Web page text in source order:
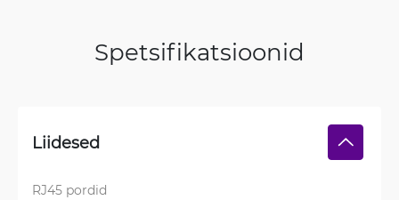
Spetsifikatsioonid
Liidesed
RJ45 pordid